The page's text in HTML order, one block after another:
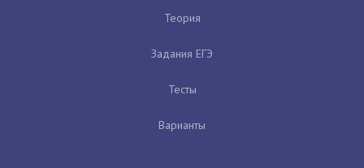
Теория
Задания ЕГЭ
Тесты
Варианты